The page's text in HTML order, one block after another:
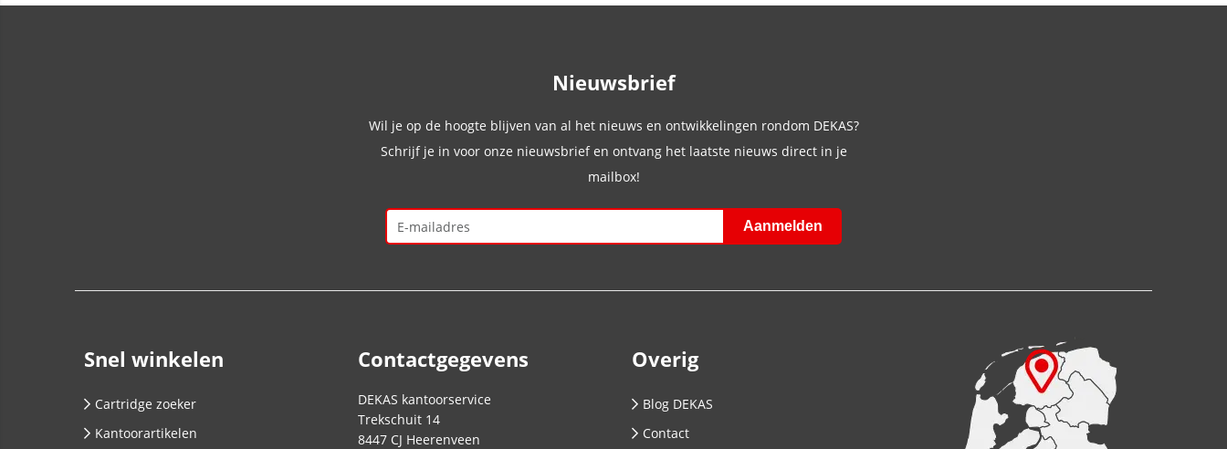
Nieuwsbrief
Wil je op de hoogte blijven van al het nieuws en ontwikkelingen rondom DEKAS?
Schrijf je in voor onze nieuwsbrief en ontvang het laatste nieuws direct in je
mailbox!
Snel winkelen
Cartridge zoeker
Kantoorartikelen
Contactgegevens
DEKAS kantoorservice
Trekschuit 14
8447 CJ Heerenveen
Overig
Blog DEKAS
Contact